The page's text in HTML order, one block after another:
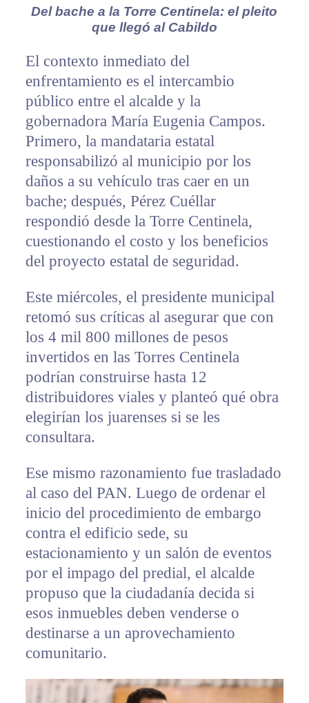
Del bache a la Torre Centinela: el pleito
que llegó al Cabildo
El contexto inmediato del
enfrentamiento es el intercambio
público entre el alcalde y la
gobernadora María Eugenia Campos.
Primero, la mandataria estatal
responsabilizó al municipio por los
daños a su vehículo tras caer en un
bache; después, Pérez Cuéllar
respondió desde la Torre Centinela,
cuestionando el costo y los beneficios
del proyecto estatal de seguridad.
Este miércoles, el presidente municipal
retomó sus críticas al asegurar que con
los 4 mil 800 millones de pesos
invertidos en las Torres Centinela
podrían construirse hasta 12
distribuidores viales y planteó qué obra
elegirían los juarenses si se les
consultara.
Ese mismo razonamiento fue trasladado
al caso del PAN. Luego de ordenar el
inicio del procedimiento de embargo
contra el edificio sede, su
estacionamiento y un salón de eventos
por el impago del predial, el alcalde
propuso que la ciudadanía decida si
esos inmuebles deben venderse o
destinarse a un aprovechamiento
comunitario.